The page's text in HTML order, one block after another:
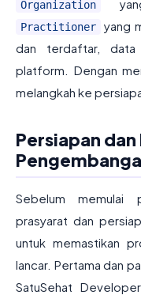
Organization
Practitioner
yang
dan terdaftar,
platform. Dengan
melangkah ke
Persiapan
Sebelum memulai
prasyarat dan
untuk memastikan
lancar. Pertama dan
SatuSehat